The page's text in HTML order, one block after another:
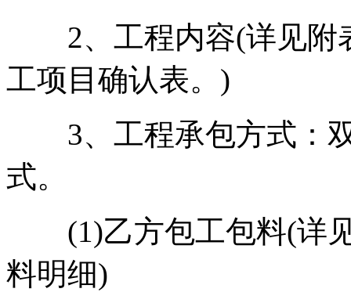
2、工程内容(详见附
工项目确认表。)
3、工程承包方式：双
式。
(1)乙方包工包料(详见
料明细)